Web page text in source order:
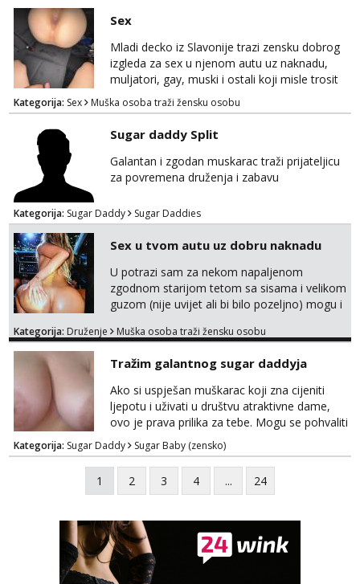
tamo, cekam te!
Sex
Mladi decko iz Slavonije trazi zensku dobrog
izgleda za sex u njenom autu uz naknadu,
muljatori, gay, muski i ostali koji misle trosit
vrijeme na pisanje mogu zaobic oglas, ako si
slavonije i zainteresirana da te punim negdje
u mraku u tvom autu javi se na whatsapp
porukom 098 199 1895.
Kategorija: Sex Muška osoba traži žensku osobu
Sugar daddy Split
Galantan i zgodan muskarac traži prijateljicu
za povremena druženja i zabavu
Kategorija: Sugar Daddy Sugar Daddies
Sex u tvom autu uz dobru naknadu
U potrazi sam za nekom napaljenom
zgodnom starijom tetom sa sisama i velikom
guzom (nije uvijet ali bi bilo pozeljno) mogu i
dobra zabava uz naknadu, trazim neku koja
negdje u mrak, prije seksa dobijes odmah na
ruke, molim samo ozbiljne da se javljaju one
koje se pale na seks po mracnim parkinzima,
sumarcima itd be...
Kategorija: Druženje Muška osoba traži žensku osobu
Tražim galantnog sugar daddyja
Ako si uspješan muškarac koji zna cijeniti
ljepotu i uživati u društvu atraktivne dame,
ovo je prava prilika za tebe. Mogu se pohvaliti
prekrasnim licem, dugom, njegovanom
kosom i fit figurom. Moje grudi su broj 4,a
guza je, bez lažne skromnosti, prava top
forma. Diskretno i opušteno druženje je moj
javnih pojavljivanja. Što nudim: - atraktivno i
ugo...
Kategorija: Sugar Daddy Sugar Baby (zensko)
1 2 3 4 ... 24